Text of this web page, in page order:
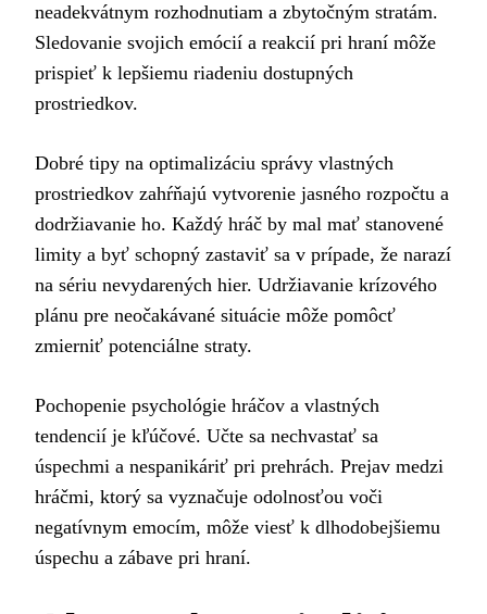
neadekvátnym rozhodnutiam a zbytočným stratám.
Sledovanie svojich emócií a reakcií pri hraní môže
prispieť k lepšiemu riadeniu dostupných
prostriedkov.
Dobré tipy na optimalizáciu správy vlastných
prostriedkov zahŕňajú vytvorenie jasného rozpočtu a
dodržiavanie ho. Každý hráč by mal mať stanovené
limity a byť schopný zastaviť sa v prípade, že narazí
na sériu nevydarených hier. Udržiavanie krízového
plánu pre neočakávané situácie môže pomôcť
zmierniť potenciálne straty.
Pochopenie psychológie hráčov a vlastných
tendencií je kľúčové. Učte sa nechvastať sa
úspechmi a nespanikáriť pri prehrách. Prejav medzi
hráčmi, ktorý sa vyznačuje odolnosťou voči
negatívnym emocím, môže viesť k dlhodobejšiemu
úspechu a zábave pri hraní.